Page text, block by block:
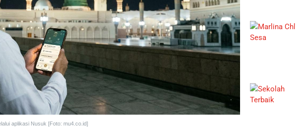
aplikasi Nusuk [Foto: mu4.co.id]